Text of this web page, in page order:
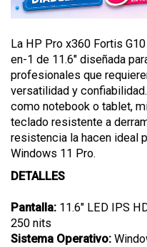
La HP Pro x360 Fortis
en-1 de 11.6" diseñada
profesionales que
versatilidad y
como notebook o tablet,
teclado resistente a
resistencia la hacen ideal
Windows 11 Pro.
DETALLES
Pantalla: 11.6" LED IPS
250 nits
Sistema Operativo: